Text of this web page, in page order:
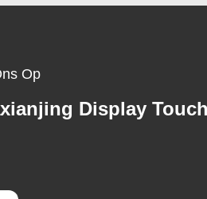
Op
Display Touch